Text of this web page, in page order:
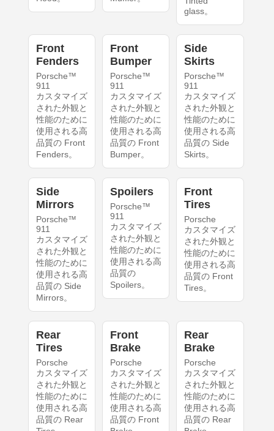
glass。
Front
Fenders
Porsche™
911
カスタマイズ
された外観と
性能のために
使用される高
品質の Front
Fenders。
Front
Bumper
Porsche™
911
カスタマイズ
された外観と
性能のために
使用される高
品質の Front
Bumper。
Side
Skirts
Porsche™
911
カスタマイズ
された外観と
性能のために
使用される高
品質の Side
Skirts。
Side
Mirrors
Porsche™
911
カスタマイズ
された外観と
性能のために
使用される高
品質の Side
Mirrors。
Spoilers
Porsche™
911
カスタマイズ
された外観と
性能のために
使用される高
品質の
Spoilers。
Front
Tires
Porsche
カスタマイズ
された外観と
性能のために
使用される高
品質の Front
Tires。
Rear
Tires
Porsche
カスタマイズ
された外観と
性能のために
使用される高
品質の Rear
Front
Brake
Porsche
カスタマイズ
された外観と
性能のために
使用される高
品質の Front
Rear
Brake
Porsche
カスタマイズ
された外観と
性能のために
使用される高
品質の Rear